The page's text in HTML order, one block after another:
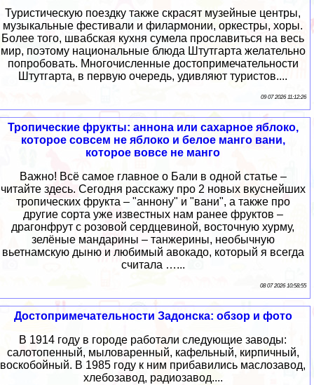
Туристическую поездку также скрасят музейные центры,
музыкальные фестивали и филармонии, оркестры, хоры.
Более того, швабская кухня сумела прославиться на весь
мир, поэтому национальные блюда Штутгарта желательно
попробовать. Многочисленные достопримечательности
Штутгарта, в первую очередь, удивляют туристов....
09 07 2026 11:12:26
Тропические фрукты: аннона или сахарное яблоко,
которое совсем не яблоко и белое манго вани,
которое вовсе не манго
Важно! Всё самое главное о Бали в одной статье –
читайте здесь. Сегодня расскажу про 2 новых вкуснейших
тропических фрукта – "аннону" и "вани", а также про
другие сорта уже известных нам ранее фруктов –
драгонфрут с розовой сердцевиной, восточную хурму,
зелёные мандарины – танжерины, необычную
вьетнамскую дыню и любимый авокадо, который я всегда
считала …...
08 07 2026 10:58:55
Достопримечательности Задонска: обзор и фото
В 1914 году в городе работали следующие заводы:
салотопенный, мыловаренный, кафельный, кирпичный,
воскобойный. В 1985 году к ним прибавились маслозавод,
хлебозавод, радиозавод....